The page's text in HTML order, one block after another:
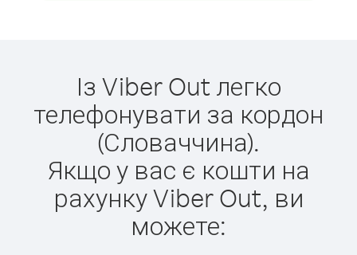
Із Viber Out легко
телефонувати за кордон
(Словаччина).
Якщо у вас є кошти на
рахунку Viber Out, ви
можете: